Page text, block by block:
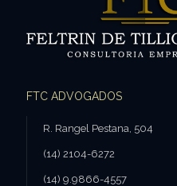
FTC ADVOGADOS
R. Rangel Pestana, 504
(14) 2104-6272
(14) 9.9866-4557